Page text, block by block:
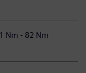
Nm - 82 Nm